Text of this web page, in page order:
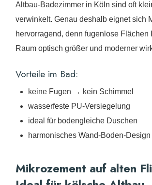
Altbau-Badezimmer in Köln sind oft
verwinkelt. Genau deshalb eignet sich
hervorragend, denn fugenlose Flächen
Raum optisch größer und moderner
Vorteile im Bad:
keine Fugen → kein Schimmel
wasserfeste PU-Versiegelung
ideal für bodengleiche Duschen
harmonisches Wand-Boden-Design
Mikrozement auf alten